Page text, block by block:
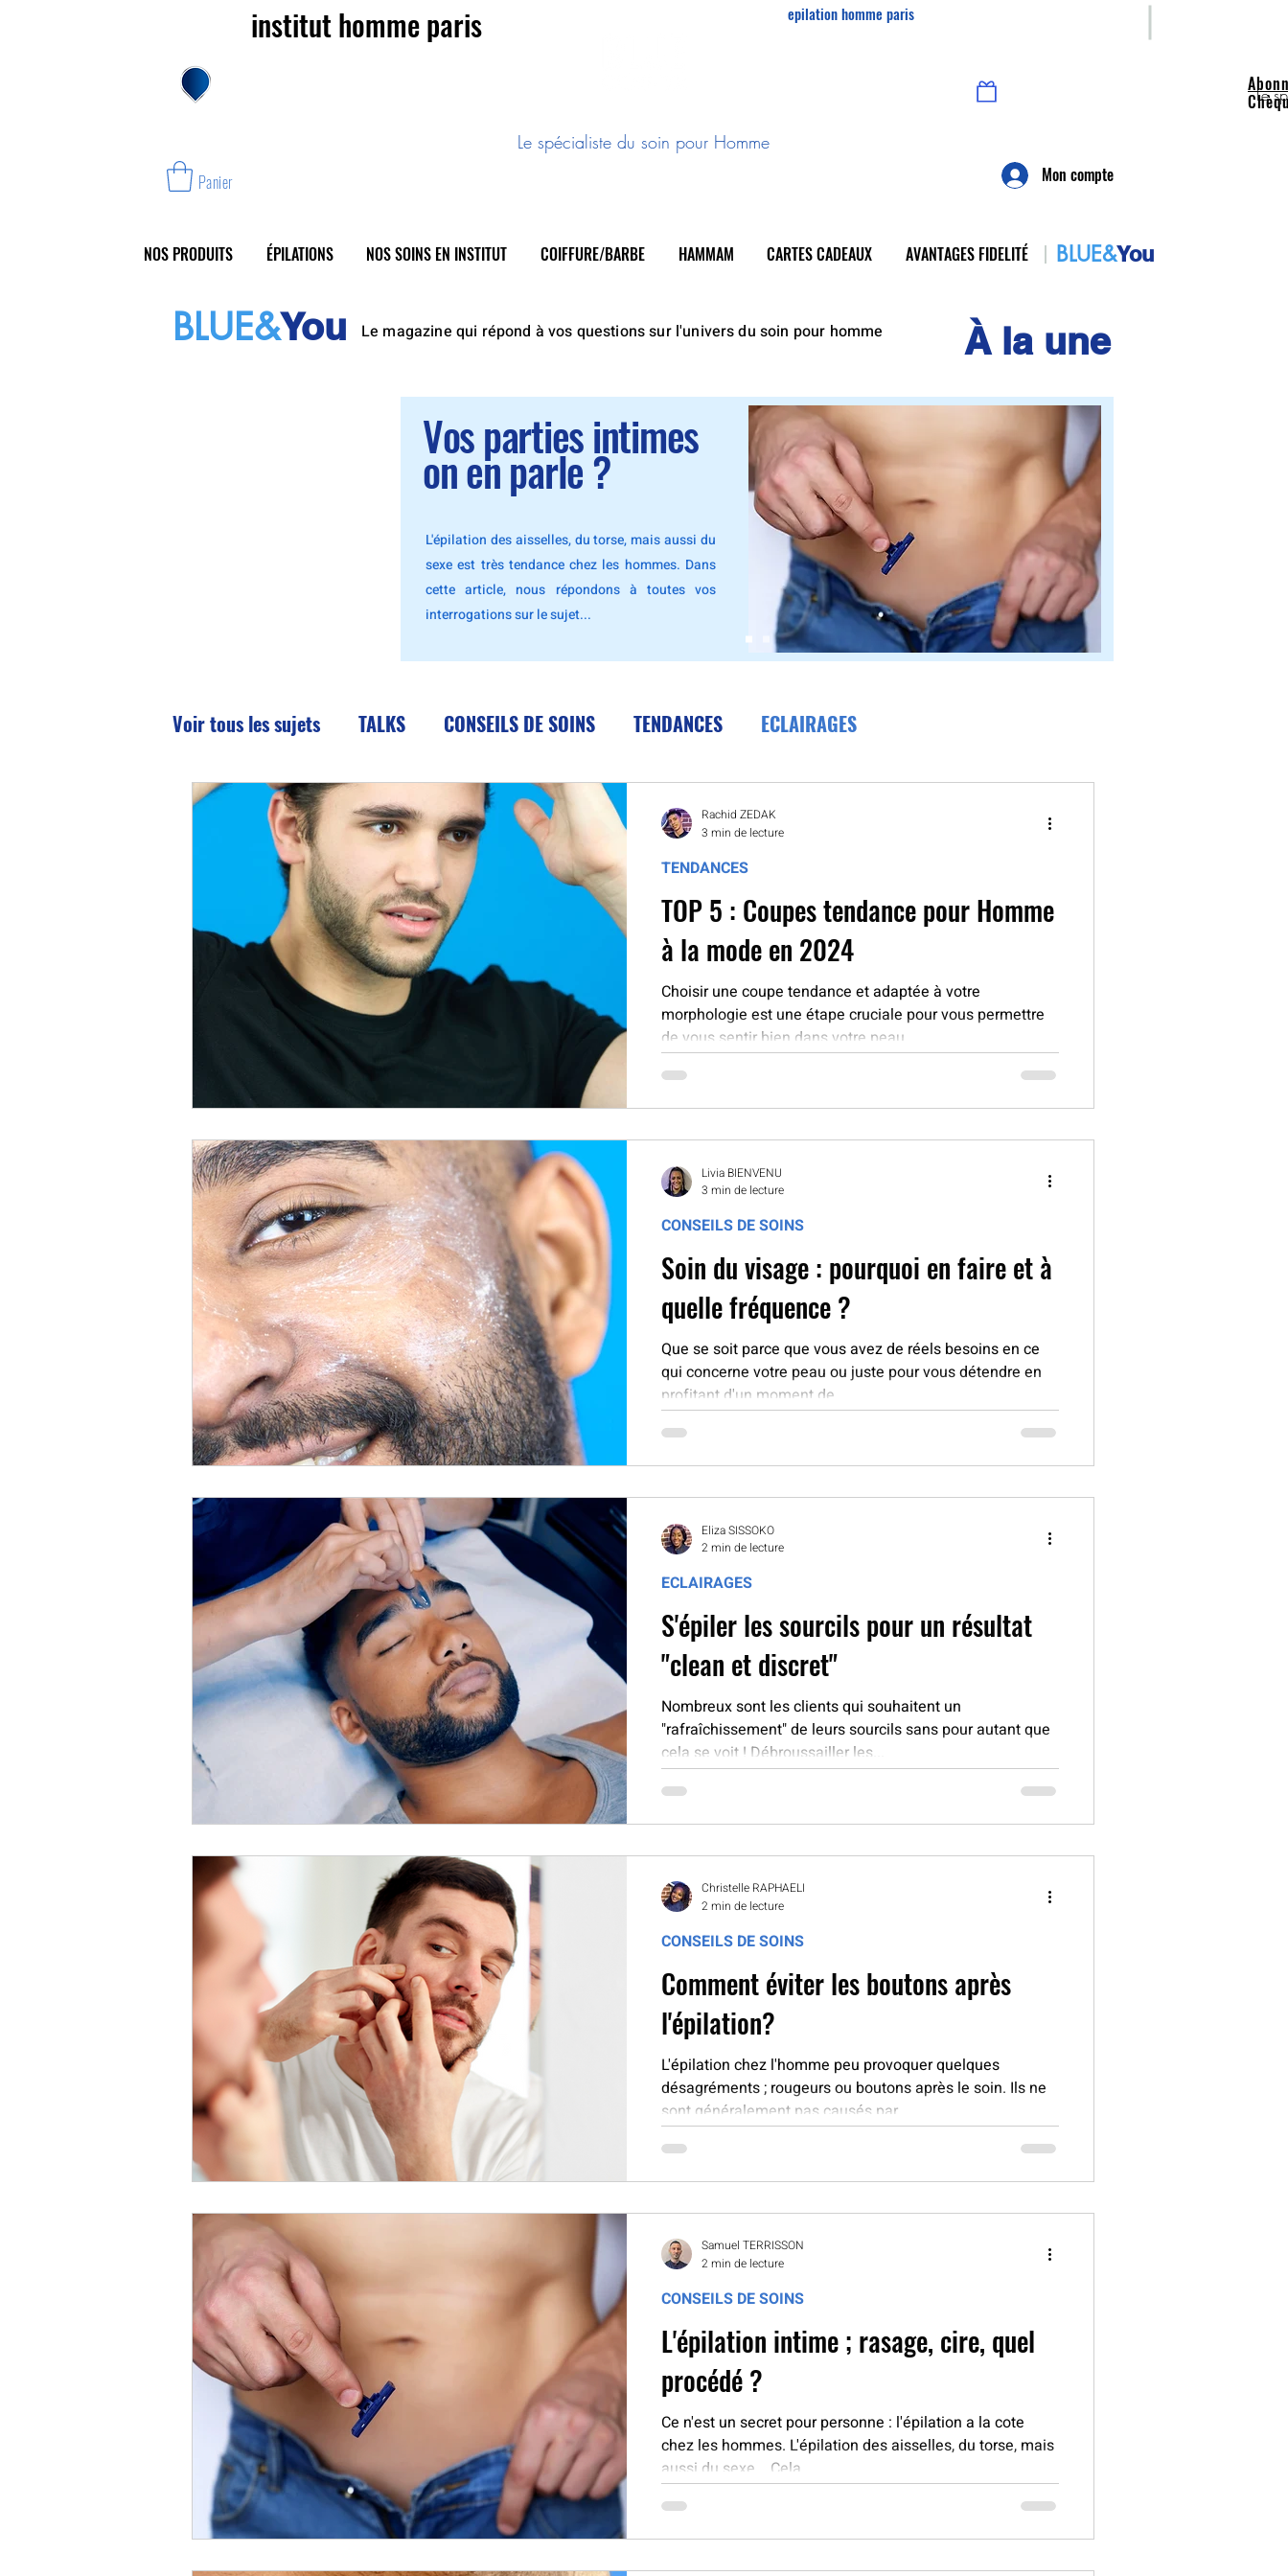
Le
epilation homme paris
institut homme paris
Le spécialiste du soin pour Homme
Panier
Mon compte
BLUE&You
NOS PRODUITS ÉPILATIONS NOS SOINS EN INSTITUT COIFFURE/BARBE HAMMAM CARTES CADEAUX AVANTAGES FIDELITÉ
BLUE&You Le magazine qui répond à vos questions sur l'univers du soin pour homme À la une
Vos parties intimes
on en parle ?
L'épilation des aisselles, du torse, mais aussi du
sexe est très tendance chez les hommes. Dans
cette article, nous répondons à toutes vos
interrogations sur le sujet...
Voir tous les sujets TALKS CONSEILS DE SOINS TENDANCES ECLAIRAGES
TOP 5 : Coupes tendance pour Homme
à la mode en 2024
Choisir une coupe tendance et adaptée à votre
morphologie est une étape cruciale pour vous permettre
de vous sentir bien dans votre peau,...
TENDANCES
Rachid ZEDAK
3 min de lecture
Soin du visage : pourquoi en faire et à
quelle fréquence ?
Que se soit parce que vous avez de réels besoins en ce
qui concerne votre peau ou juste pour vous détendre en
profitant d'un moment de...
CONSEILS DE SOINS
Livia BIENVENU
3 min de lecture
S'épiler les sourcils pour un résultat
"clean et discret"
Nombreux sont les clients qui souhaitent un
"rafraîchissement" de leurs sourcils sans pour autant que
cela se voit ! Débroussailler les...
ECLAIRAGES
Eliza SISSOKO
2 min de lecture
Comment éviter les boutons après
l'épilation?
L'épilation chez l'homme peu provoquer quelques
désagréments ; rougeurs ou boutons après le soin. Ils ne
sont généralement pas causés par...
CONSEILS DE SOINS
Christelle RAPHAELI
2 min de lecture
L'épilation intime ; rasage, cire, quel
procédé ?
Ce n'est un secret pour personne : l'épilation a la cote
chez les hommes. L'épilation des aisselles, du torse, mais
aussi du sexe... Cela...
CONSEILS DE SOINS
Samuel TERRISSON
2 min de lecture